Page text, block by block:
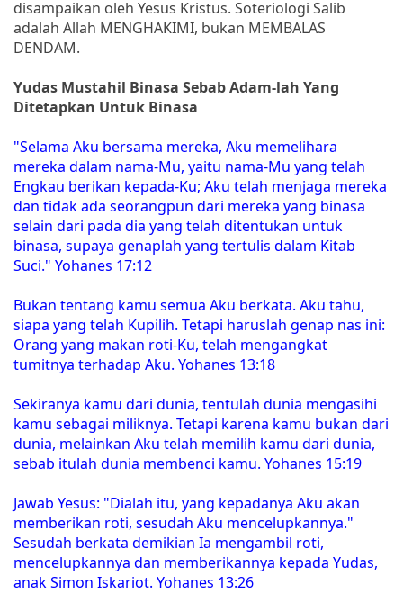
disampaikan oleh Yesus Kristus. Soteriologi Salib
adalah Allah MENGHAKIMI, bukan MEMBALAS
DENDAM.
Yudas Mustahil Binasa Sebab Adam-lah Yang
Ditetapkan Untuk Binasa
"Selama Aku bersama mereka, Aku memelihara
mereka dalam nama-Mu, yaitu nama-Mu yang telah
Engkau berikan kepada-Ku; Aku telah menjaga mereka
dan tidak ada seorangpun dari mereka yang binasa
selain dari pada dia yang telah ditentukan untuk
binasa, supaya genaplah yang tertulis dalam Kitab
Suci." Yohanes 17:12
Bukan tentang kamu semua Aku berkata. Aku tahu,
siapa yang telah Kupilih. Tetapi haruslah genap nas ini:
Orang yang makan roti-Ku, telah mengangkat
tumitnya terhadap Aku. Yohanes 13:18
Sekiranya kamu dari dunia, tentulah dunia mengasihi
kamu sebagai miliknya. Tetapi karena kamu bukan dari
dunia, melainkan Aku telah memilih kamu dari dunia,
sebab itulah dunia membenci kamu. Yohanes 15:19
Jawab Yesus: "Dialah itu, yang kepadanya Aku akan
memberikan roti, sesudah Aku mencelupkannya."
Sesudah berkata demikian Ia mengambil roti,
mencelupkannya dan memberikannya kepada Yudas,
anak Simon Iskariot. Yohanes 13:26